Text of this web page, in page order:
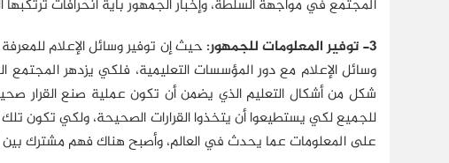
المجتمع في مواجهة السلطة، وإخبار الجمهور بأية انحرافات ترتكبها
3- توفير المعلومات للجمهور:
حيث إن توفير وسائل الإعلام
وسائل الإعلام مع دور المؤسسات التعليمية، فلكي يزدهر
للجميع لكي يستطيعوا أن يتخذوا القرارات الصحيحة، ولكي تكون
على المعلومات عما يحدث في العالم، وأصبح هناك فهم مشترك بين